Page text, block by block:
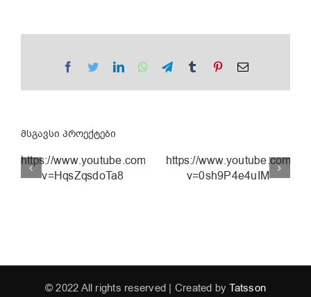
Facebook
TwitterLinkedInWhatsApp
TelegramTumblrPinterestEmail
მსგავსი პროექტები
https://www.youtube.com/watch?
v=HqsZqsdoTa8
https://www.youtube.com/
v=0sh9P4e4uIM
© 2022 All rights reserved | Created byTatsson